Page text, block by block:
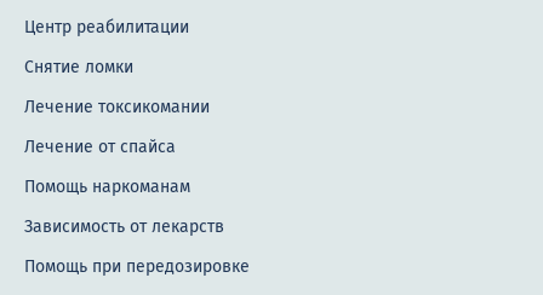
Центр реабилитации
Снятие ломки
Лечение токсикомании
Лечение от спайса
Помощь наркоманам
Зависимость от лекарств
Помощь при передозировке